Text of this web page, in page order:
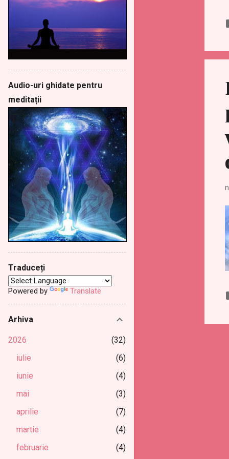
Audio-uri ghidate pentru
meditații
Traduceți
Powered by Translate
Arhiva
2026
32
iulie
6
iunie
4
mai
3
aprilie
7
martie
4
februarie
4